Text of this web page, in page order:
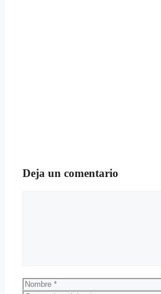
Deja un comentario
Nombre